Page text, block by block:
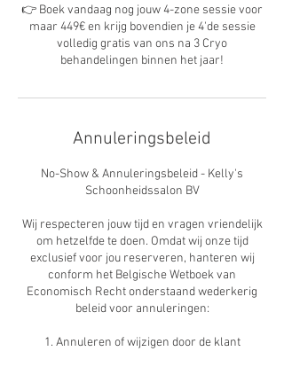
👉 Boek vandaag nog jouw 4-zone sessie voor
maar 449€ en krijg bovendien je 4'de sessie
volledig gratis van ons na 3 Cryo
behandelingen binnen het jaar!
Annuleringsbeleid
No-Show & Annuleringsbeleid - Kelly's
Schoonheidssalon BV
Wij respecteren jouw tijd en vragen vriendelijk
om hetzelfde te doen. Omdat wij onze tijd
exclusief voor jou reserveren, hanteren wij
conform het Belgische Wetboek van
Economisch Recht onderstaand wederkerig
beleid voor annuleringen:
1. Annuleren of wijzigen door de klant